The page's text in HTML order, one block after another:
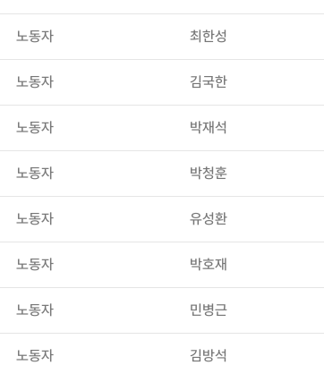
노동자 최한성
노동자 김국한
노동자 박재석
노동자 박청훈
노동자 유성환
노동자 박호재
노동자 민병근
노동자 김방석